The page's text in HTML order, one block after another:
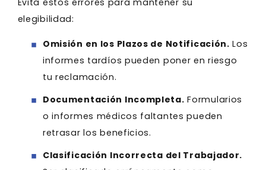
Evita estos errores para mantener su
elegibilidad:
Omisión en los Plazos de Notificación. Los
informes tardíos pueden poner en riesgo
tu reclamación.
Documentación Incompleta. Formularios
o informes médicos faltantes pueden
retrasar los beneficios.
Clasificación Incorrecta del Trabajador.